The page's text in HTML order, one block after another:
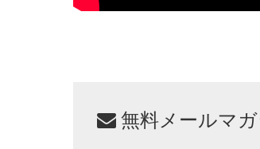
無料メールマ